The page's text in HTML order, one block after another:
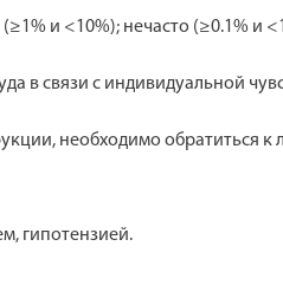
и <10%); нечасто (≥0.1% и
в связи с индивидуальной
необходимо обратиться к
гипотензией.